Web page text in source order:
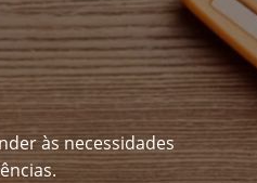
às necessidades